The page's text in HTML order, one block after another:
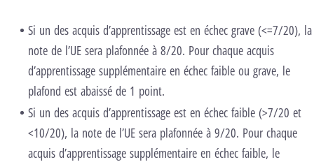
Si un des acquis d’apprentissage est en échec grave (<=7/20), la
note de l’UE sera plafonnée à 8/20. Pour chaque acquis
d’apprentissage supplémentaire en échec faible ou grave, le
plafond est abaissé de 1 point.
Si un des acquis d’apprentissage est en échec faible (>7/20 et
<10/20), la note de l’UE sera plafonnée à 9/20. Pour chaque
acquis d’apprentissage supplémentaire en échec faible, le